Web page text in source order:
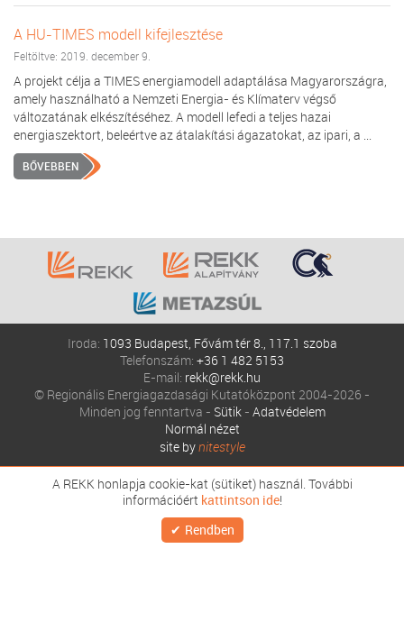
A HU-TIMES modell kifejlesztése
Feltöltve: 2019. december 9.
A projekt célja a TIMES energiamodell adaptálása Magyarországra,
amely használható a Nemzeti Energia- és Klímaterv végső
változatának elkészítéséhez. A modell lefedi a teljes hazai
energiaszektort, beleértve az átalakítási ágazatokat, az ipari, a ...
BŐVEBBEN
Iroda: 1093 Budapest, Fővám tér 8., 117.1 szoba
Telefonszám: +36 1 482 5153
E-mail: rekk@rekk.hu
© Regionális Energiagazdasági Kutatóközpont 2004-2026 -
Minden jog fenntartva - Sütik- Adatvédelem
Normál nézet
site bynitestyle
A REKK honlapja cookie-kat (sütiket) használ. További
információért kattintson ide!
Rendben